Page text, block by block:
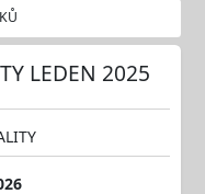
LEDEN 2025